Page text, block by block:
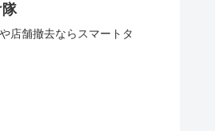
隊
店舗撤去ならスマートタ